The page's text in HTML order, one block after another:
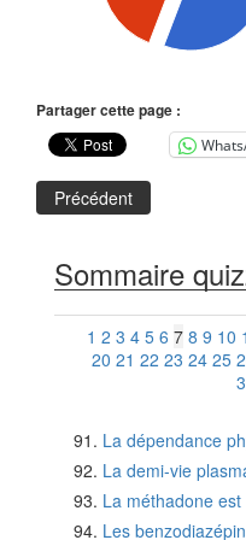
Partager cette page :
Précédent
Sommaire
1 2 3 4 5 6 7 8 9 10
20 21 22 23 24 25
La dépendance
La demi-vie
La méthadone est
Les